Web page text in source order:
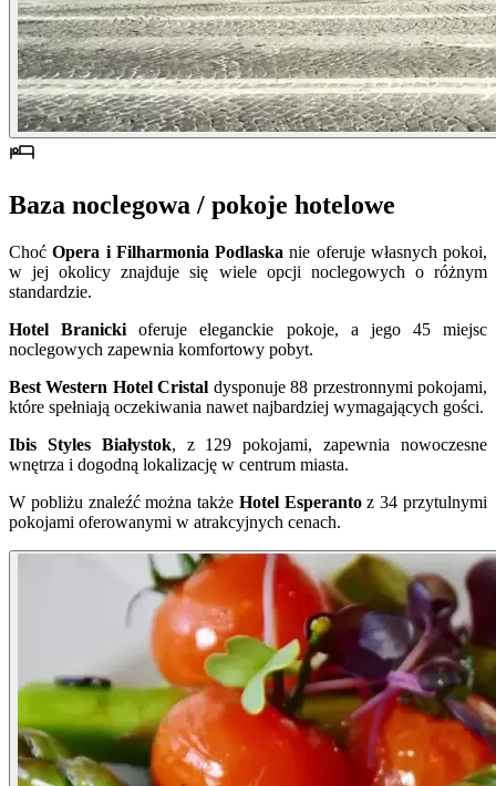
Baza noclegowa / pokoje hotelowe
ChoćOpera i Filharmonia Podlaska nie oferuje własnych pokoi,
w jej okolicy znajduje się wiele opcji noclegowych o różnym
standardzie.
Hotel Branicki oferuje eleganckie pokoje, a jego 45 miejsc
noclegowych zapewnia komfortowy pobyt.
Best Western Hotel Cristal dysponuje 88 przestronnymi pokojami,
które spełniają oczekiwania nawet najbardziej wymagających gości.
Ibis Styles Białystok, z 129 pokojami, zapewnia nowoczesne
wnętrza i dogodną lokalizację w centrum miasta.
W pobliżu znaleźć można także Hotel Esperantoz 34 przytulnymi
pokojami oferowanymi w atrakcyjnych cenach.